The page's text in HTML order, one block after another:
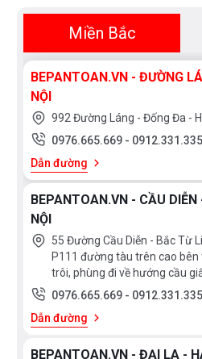
+ Đáy nồi sử dụng nhiều lớp
được chế tạo bằng máy tạo áp
truyền nhiệt đồng đều hơn
+ Lớp dưới cùng inox 430 dày
từ cung cấp nhiệt cho toàn nồi
+ Lòng Chảo được sử dụng
siêu bềnQuanTaniumcủa
được 34.000 lầnchà nhám được
+ Vung kính cường lực dày
+ Tay cầm inox cao cấp đánh
+ Sản phẩm sử dụng trên mọi
ngoại, bếp gas, máy rửa bát
Miền Bắc
BEPANTOAN.VN - ĐƯỜNG
NỘI
992 Đường Láng - Đống Đa -
0976.665.669 - 0912.331.335
Dẫn đường
BEPANTOAN.VN - CẦU
NỘI
55 Đường Cầu Diễn - Bắc Từ
P111 đường tàu trên cao
trôi, phùng đi về hướng cầu
0976.665.669 - 0912.331.335
Dẫn đường
BEPANTOAN.VN - ĐẠI LA -